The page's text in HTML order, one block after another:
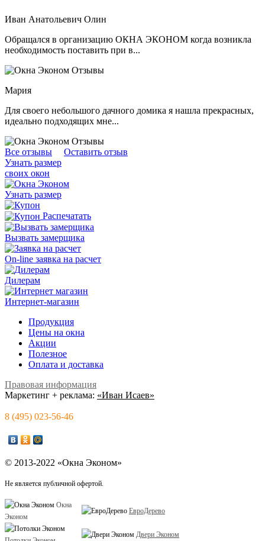
Иван Анатольевич Олин
Обращался в организацию ОКНА ЭКОНОМ когда возникла
необходимость поставить при в...
Мария
Для своего небольшого дачного домика я нашла прекрасных,
идеально подходящих мне...
Все отзывы
Оставить отзыв
Узнать размер
своих окон
Узнать размер
Распечатать
Вызвать замерщика
On-line заявка на расчет
Дилерам
Интернет-магазин
Продукция
Цены на окна
Акции
Полезное
Оплата и доставка
Правовая информация
Маркетинг + реклама: «Иван Исаев»
8 (495) 023-56-46
© 2013-2022 «Окна Эконом»
Не является публичной офертой.
Окна
Эконом
ЕвроДерево
Двери Эконом